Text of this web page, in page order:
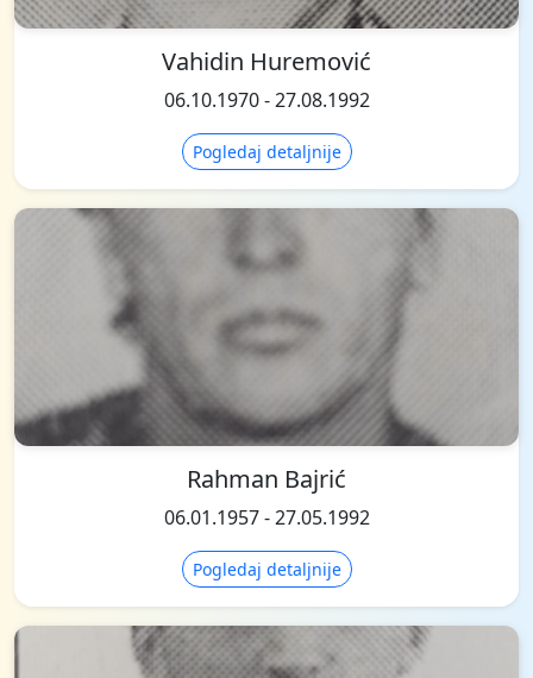
Vahidin Huremović
06.10.1970 - 27.08.1992
Pogledaj detaljnije
Rahman Bajrić
06.01.1957 - 27.05.1992
Pogledaj detaljnije